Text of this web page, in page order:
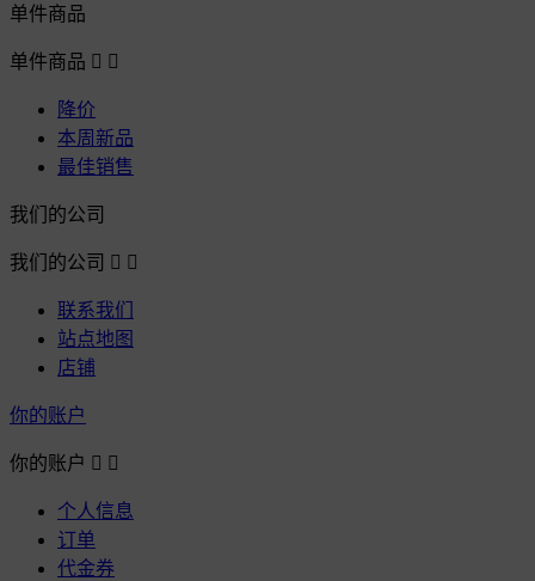
单件商品
单件商品  
降价
本周新品
最佳销售
我们的公司
我们的公司  
联系我们
站点地图
店铺
你的账户
你的账户  
个人信息
订单
代金券